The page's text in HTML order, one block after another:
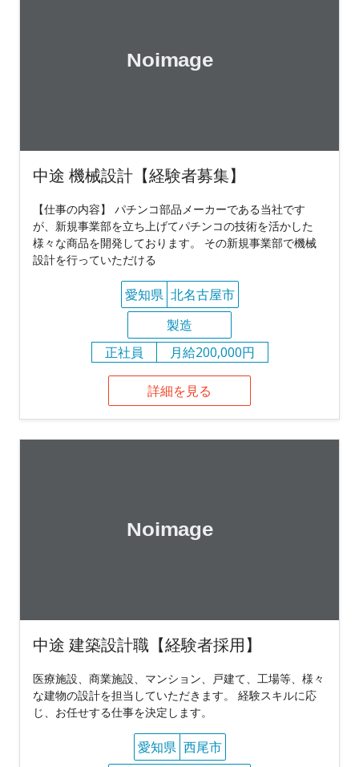
中途 機械設計【経験者募集】
【仕事の内容】 パチンコ部品メーカーである当社です
が、新規事業部を立ち上げてパチンコの技術を活かした
様々な商品を開発しております。 その新規事業部で機械
設計を行っていただける
愛知県 北名古屋市
製造
正社員
月給200,000円
詳細を見る
中途 建築設計職【経験者採用】
医療施設、商業施設、マンション、戸建て、工場等、様々
な建物の設計を担当していただきます。 経験スキルに応
じ、お任せする仕事を決定します。
愛知県 西尾市